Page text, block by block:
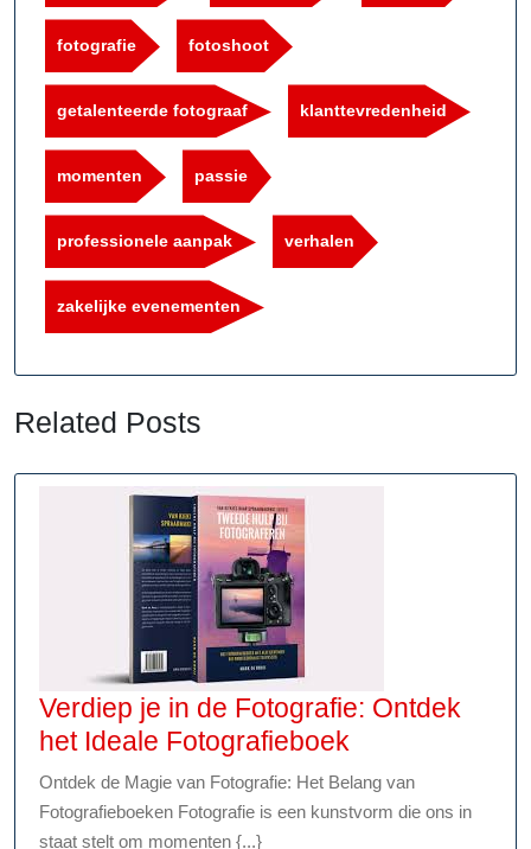
fotografie fotoshoot
getalenteerde fotograaf klanttevredenheid
momenten passie
professionele aanpak verhalen
zakelijke evenementen
Related Posts
Verdiep je in de Fotografie: Ontdek
het Ideale Fotografieboek
je
in
Ontdek de Magie van Fotografie: Het Belang van
Fotografieboeken Fotografie is een kunstvorm die ons in
staat stelt om momenten {...}